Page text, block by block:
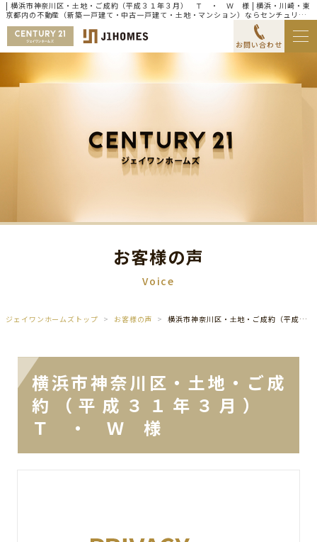
| 横浜市神奈川区・土地・ご成約（平成３１年３月） Ｔ ・ Ｗ 様 | 横浜・川崎・東
京都内の不動産（新築一戸建て・中古一戸建て・土地・マンション）ならセンチュリー
21ジェイワンホームズ
お問い合わせ
お客様の声
Voice
ジェイワンホームズトップ お客様の声 横浜市神奈川区・土地・ご成約（平成３１年３月） Ｔ ・ Ｗ 様
横浜市神奈川区・土地・ご成
約（平成３１年３月）
Ｔ ・ Ｗ 様